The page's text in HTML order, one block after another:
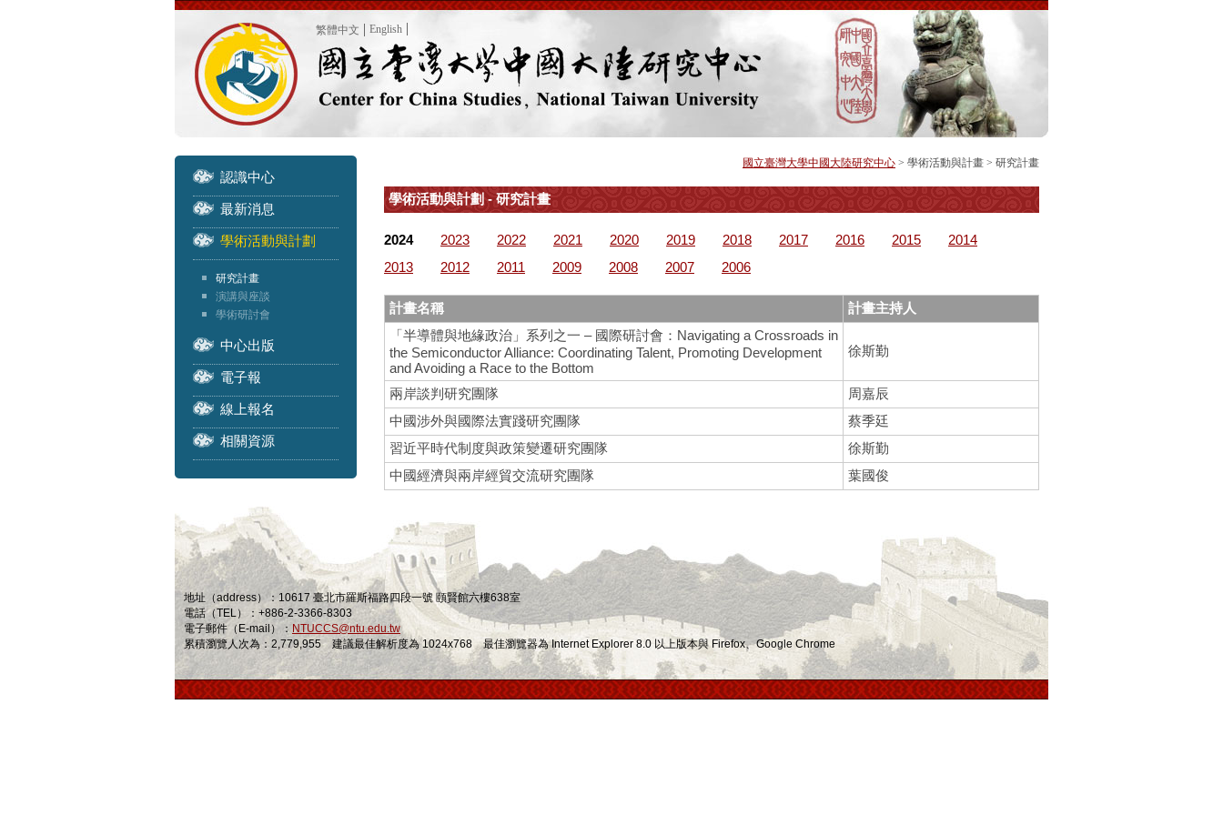
繁體中文 English
認識中心
最新消息
學術活動與計劃
研究計畫
演講與座談
學術研討會
中心出版
電子報
線上報名
相關資源
國立臺灣大學中國大陸研究中心 > 學術活動與計畫 > 研究計畫
學術活動與計劃 - 研究計畫
2024 2023 2022 2021 2020 2019 2018 2017 2016 2015
2014
2013
2012 2011 2009 2008 2007 2006
計畫名稱
計畫主持人
「半導體與地緣政治」系列之一 – 國際研討會：Navigating a Crossroads in
the Semiconductor Alliance: Coordinating Talent, Promoting Development
and Avoiding a Race to the Bottom
徐斯勤
兩岸談判研究團隊
周嘉辰
中國涉外與國際法實踐研究團隊
蔡季廷
習近平時代制度與政策變遷研究團隊
徐斯勤
中國經濟與兩岸經貿交流研究團隊
葉國俊
地址（address）：10617 臺北市羅斯福路四段一號 頤賢館六樓638室
電話（TEL）：+886-2-3366-8303
電子郵件（E-mail）： NTUCCS@ntu.edu.tw
累積瀏覽人次為：2,779,955 建議最佳解析度為 1024x768 最佳瀏覽器為 Internet Explorer 8.0 以上版本與 Firefox、Google Chrome